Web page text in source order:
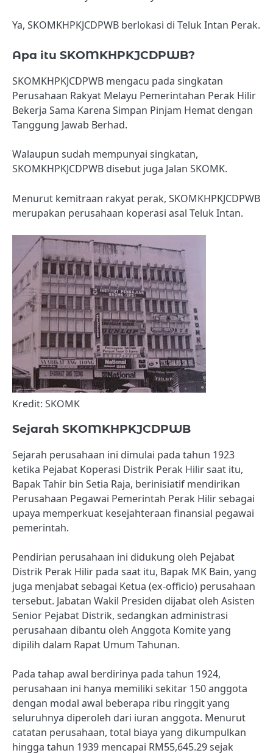
Ya, SKOMKHPKJCDPWB berlokasi di Teluk Intan Perak.
Apa itu SKOMKHPKJCDPWB?
SKOMKHPKJCDPWB mengacu pada singkatan
Perusahaan Rakyat Melayu Pemerintahan Perak Hilir
Bekerja Sama Karena Simpan Pinjam Hemat dengan
Tanggung Jawab Berhad.
Walaupun sudah mempunyai singkatan,
SKOMKHPKJCDPWB disebut juga Jalan SKOMK.
Menurut kemitraan rakyat perak, SKOMKHPKJCDPWB
merupakan perusahaan koperasi asal Teluk Intan.
Kredit: SKOMK
Sejarah SKOMKHPKJCDPWB
Sejarah perusahaan ini dimulai pada tahun 1923
ketika Pejabat Koperasi Distrik Perak Hilir saat itu,
Bapak Tahir bin Setia Raja, berinisiatif mendirikan
Perusahaan Pegawai Pemerintah Perak Hilir sebagai
upaya memperkuat kesejahteraan finansial pegawai
pemerintah.
Pendirian perusahaan ini didukung oleh Pejabat
Distrik Perak Hilir pada saat itu, Bapak MK Bain, yang
juga menjabat sebagai Ketua (ex-officio) perusahaan
tersebut. Jabatan Wakil Presiden dijabat oleh Asisten
Senior Pejabat Distrik, sedangkan administrasi
perusahaan dibantu oleh Anggota Komite yang
dipilih dalam Rapat Umum Tahunan.
Pada tahap awal berdirinya pada tahun 1924,
perusahaan ini hanya memiliki sekitar 150 anggota
dengan modal awal beberapa ribu ringgit yang
seluruhnya diperoleh dari iuran anggota. Menurut
catatan perusahaan, total biaya yang dikumpulkan
hingga tahun 1939 mencapai RM55,645.29 sejak